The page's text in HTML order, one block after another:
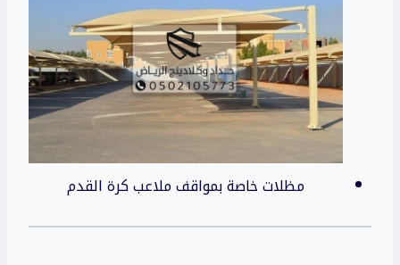
مظلات خاصة بمواقف ملاعب كرة القدم